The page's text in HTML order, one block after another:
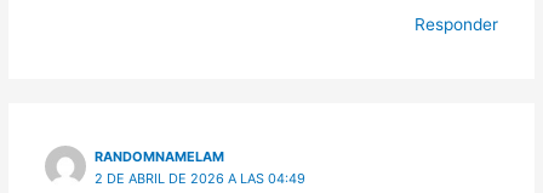
Responder
RANDOMNAMELAM
2 DE ABRIL DE 2026 A LAS 04:49